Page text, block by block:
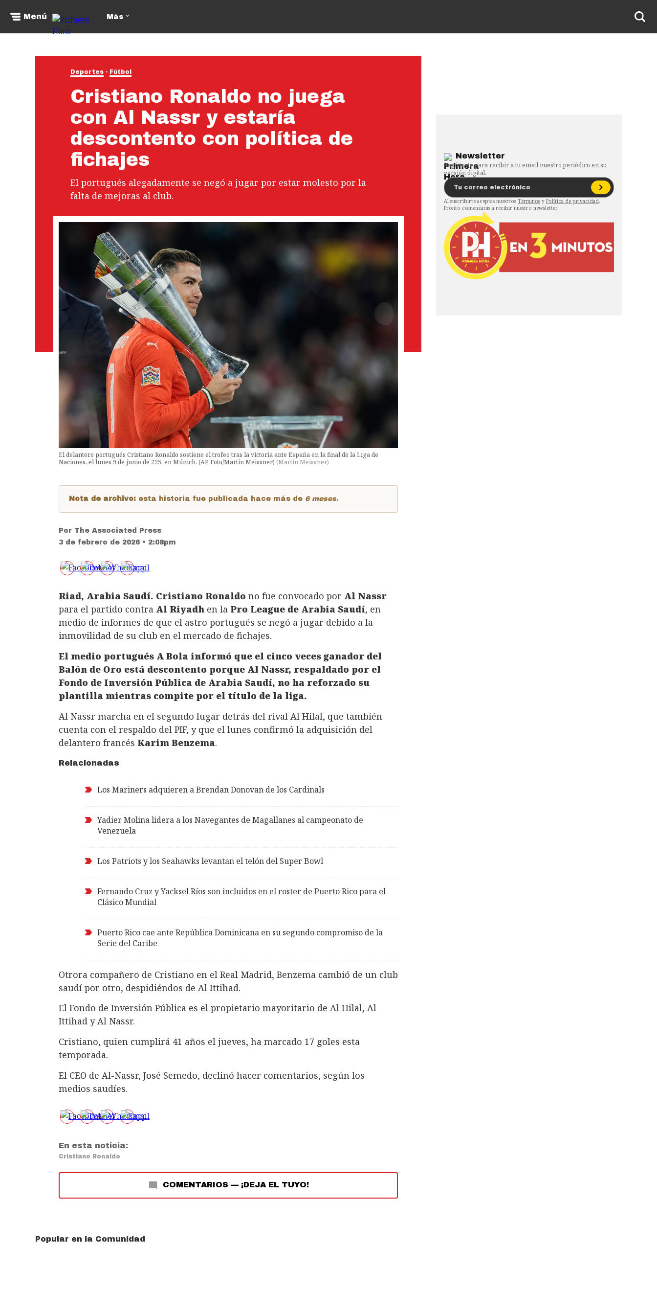
Menú Más
Deportes Fútbol
Cristiano Ronaldo no juega
con Al Nassr y estaría
descontento con política de
fichajes
El portugués alegadamente se negó a jugar por estar molesto por la
falta de mejoras al club.
El delantero portugués Cristiano Ronaldo sostiene el trofeo tras la victoria ante España en la final de la Liga de
Naciones, el lunes 9 de junio de 225, en Múnich. (AP Foto/Martin Meissner) (Martin Meissner)
Nota de archivo: esta historia fue publicada hace más de 6 meses.
Por The Associated Press
3 de febrero de 2026 • 2:08pm
Riad, Arabia Saudí. Cristiano Ronaldo no fue convocado por Al Nassr
para el partido contra Al Riyadh en la Pro League de Arabia Saudí, en
medio de informes de que el astro portugués se negó a jugar debido a la
inmovilidad de su club en el mercado de fichajes.
El medio portugués A Bola informó que el cinco veces ganador del
Balón de Oro está descontento porque Al Nassr, respaldado por el
Fondo de Inversión Pública de Arabia Saudí, no ha reforzado su
plantilla mientras compite por el título de la liga.
Al Nassr marcha en el segundo lugar detrás del rival Al Hilal, que también
cuenta con el respaldo del PIF, y que el lunes confirmó la adquisición del
delantero francés Karim Benzema.
Relacionadas
Los Mariners adquieren a Brendan Donovan de los Cardinals
Yadier Molina lidera a los Navegantes de Magallanes al campeonato de
Venezuela
Los Patriots y los Seahawks levantan el telón del Super Bowl
Fernando Cruz y Yacksel Ríos son incluidos en el roster de Puerto Rico para el
Clásico Mundial
Puerto Rico cae ante República Dominicana en su segundo compromiso de la
Serie del Caribe
Otrora compañero de Cristiano en el Real Madrid, Benzema cambió de un club
saudí por otro, despidiéndos de Al Ittihad.
El Fondo de Inversión Pública es el propietario mayoritario de Al Hilal, Al
Ittihad y Al Nassr.
Cristiano, quien cumplirá 41 años el jueves, ha marcado 17 goles esta
temporada.
El CEO de Al-Nassr, José Semedo, declinó hacer comentarios, según los
medios saudíes.
En esta noticia:
Cristiano Ronaldo
COMENTARIOS — ¡DEJA EL TUYO!
Popular en la Comunidad
Newsletter
Regístrate para recibir a tu email nuestro periódico en su
versión digital.
Al suscribirte aceptas nuestros Términos y Política de privacidad.
Pronto comenzarás a recibir nuestro newsletter.